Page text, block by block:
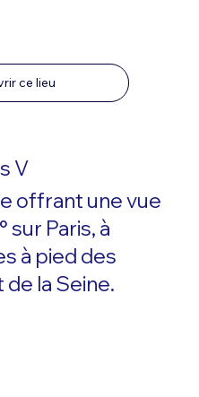
ce lieu
V
offrant une vue
sur Paris, à
à pied des
la Seine.